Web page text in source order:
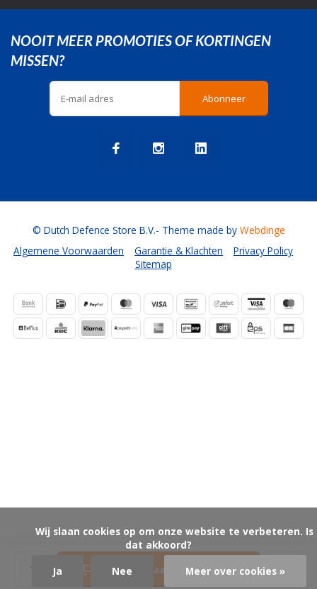
Toevoegen aan winkelwagen
NOOIT MEER PROMOTIES OF KORTINGEN
MISSEN?
Abonneer
Algemene Voorwaarden Garantie & Klachten
Privacy Policy
Sitemap
© Dutch Defence Store B.V.- Theme made by Webdinge
dat akkoord?
Ja
Nee Meer over cookies »